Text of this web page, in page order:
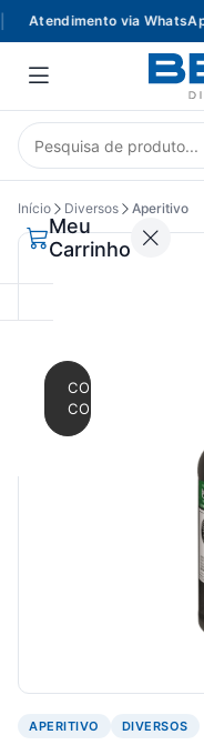
Atendimento via WhatsApp
Meu
Carrinho
CONTINUAR
COMPRANDO
Início Diversos Aperitivo
APERITIVO DIVERSOS